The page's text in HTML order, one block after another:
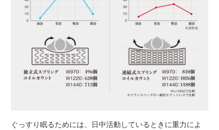
ぐっすり眠るためには、日中活動しているときに重力によ